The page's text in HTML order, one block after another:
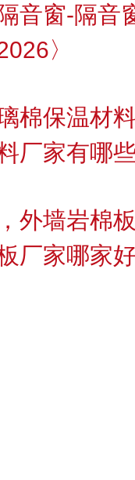
音窗-隔音
〉
棉保温材
厂家有哪
外墙岩棉
厂家哪家